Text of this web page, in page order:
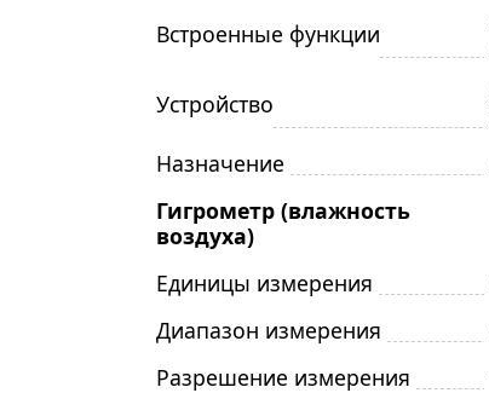
Встроенные функции
Устройство
Назначение
Гигрометр (влажность
воздуха)
Единицы измерения
Диапазон измерения
Разрешение измерения